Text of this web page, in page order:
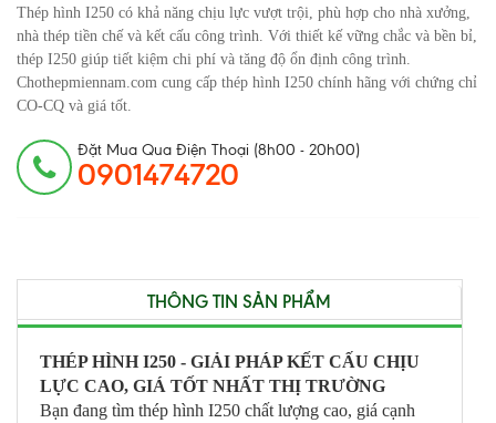
Thép hình I250 có khả năng chịu lực vượt trội, phù hợp cho nhà xưởng,
nhà thép tiền chế và kết cấu công trình. Với thiết kế vững chắc và bền bỉ,
thép I250 giúp tiết kiệm chi phí và tăng độ ổn định công trình.
Chothepmiennam.com cung cấp thép hình I250 chính hãng với chứng chỉ
CO-CQ và giá tốt.
Đặt Mua Qua Điện Thoại (8h00 - 20h00)
0901474720
THÔNG TIN SẢN PHẨM
THÉP HÌNH I250 - GIẢI PHÁP KẾT CẤU CHỊU
LỰC CAO, GIÁ TỐT NHẤT THỊ TRƯỜNG
Bạn đang tìm thép hình I250 chất lượng cao, giá cạnh